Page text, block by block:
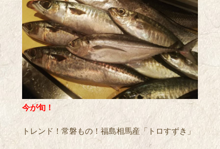
今が旬！
トレンド！常磐もの！福島相馬産「トロすずき」